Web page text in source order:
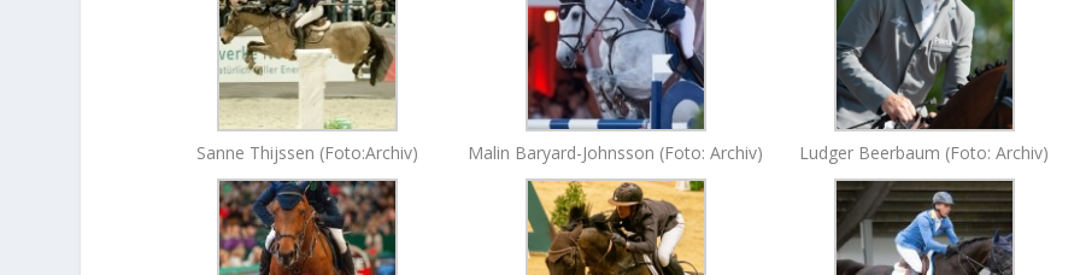
Sanne Thijssen (Foto:Archiv) Malin Baryard-Johnsson (Foto: Archiv) Ludger Beerbaum (Foto: Archiv)